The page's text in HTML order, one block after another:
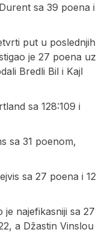
sa 39 poena i
put u poslednjih
je 27 poena uz
Bredli Bil i Kajl
sa 128:109 i
sa 31 poenom,
sa 27 poena i 12
najefikasniji sa 27
a Džastin Vinslou